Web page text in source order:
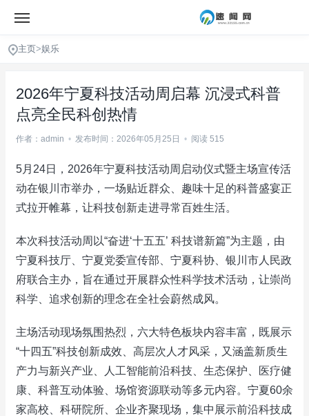
主页>娱乐
2026年宁夏科技活动周启幕 沉浸式科普
点亮全民科创热情
作者：admin • 发布时间：2026年05月25日 • 阅读 515
5月24日，2026年宁夏科技活动周启动仪式暨主场宣传活
动在银川市举办，一场贴近群众、趣味十足的科普盛宴正
式拉开帷幕，让科技创新走进寻常百姓生活。
本次科技活动周以“奋进‘十五五’ 科技谱新篇”为主题，由
宁夏科技厅、宁夏党委宣传部、宁夏科协、银川市人民政
府联合主办，旨在通过开展群众性科学技术活动，让崇尚
科学、追求创新的理念在全社会蔚然成风。
主场活动现场氛围热烈，六大特色板块内容丰富，既展示
“十四五”科技创新成效、高层次人才风采，又涵盖新质生
产力与新兴产业、人工智能前沿科技、生态保护、医疗健
康、科普互动体验、场馆资源联动等多元内容。宁夏60余
家高校、科研院所、企业齐聚现场，集中展示前沿科技成